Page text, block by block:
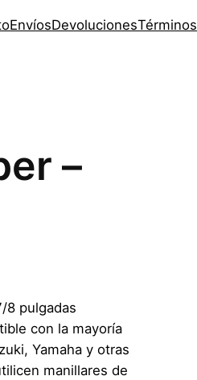
EnvíosDevolucionesTérminos
–
8 pulgadas
con la mayoría
Yamaha y otras
manillares de